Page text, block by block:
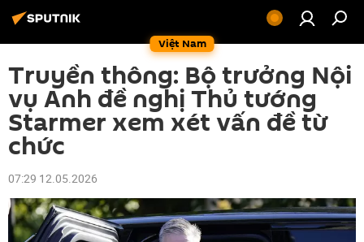
Việt Nam
Truyền thông: Bộ trưởng Nội
vụ Anh đề nghị Thủ tướng
Starmer xem xét vấn đề từ
chức
07:29 12.05.2026